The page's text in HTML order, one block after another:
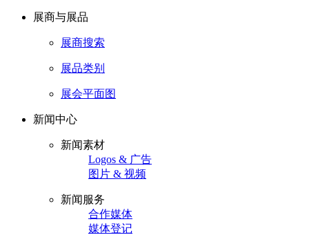
展商与展品
展商搜索
展品类别
展会平面图
新闻中心
新闻素材
Logos & 广告
图片 & 视频
新闻服务
合作媒体
媒体登记